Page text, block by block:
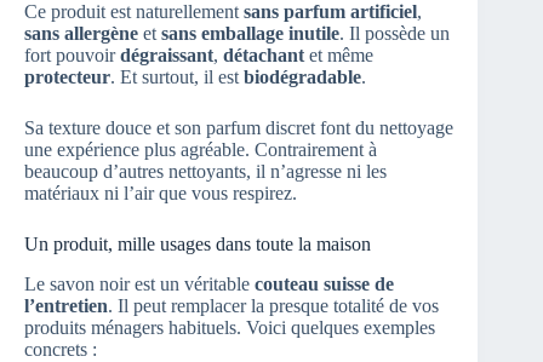
Ce produit est naturellement sans parfum artificiel,
sans allergène et sans emballage inutile. Il possède un
fort pouvoirdégraissant, détachant et même
protecteur. Et surtout, il est biodégradable.
Sa texture douce et son parfum discret font du nettoyage
une expérience plus agréable. Contrairement à
beaucoup d’autres nettoyants, il n’agresse ni les
matériaux ni l’air que vous respirez.
Un produit, mille usages dans toute la maison
Le savon noir est un véritable couteau suisse de
l’entretien. Il peut remplacer la presque totalité de vos
produits ménagers habituels. Voici quelques exemples
concrets :